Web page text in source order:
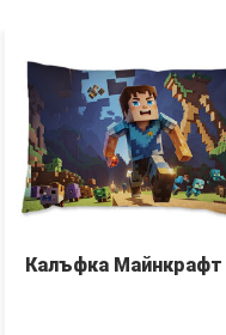
Калъфка Майнкрафт